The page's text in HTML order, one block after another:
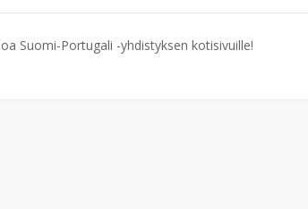
Suomi-Portugali -yhdistyksen kotisivuille!